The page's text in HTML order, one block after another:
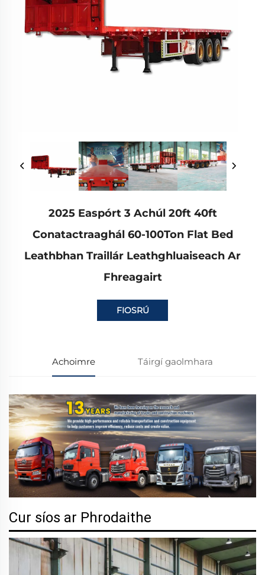
2025 Easpórt 3 Achúl 20ft 40ft
Conatactraaghál 60-100Ton Flat Bed
Leathbhan Traillár Leathghluaiseach Ar
Fhreagairt
FIOSRÚ
Achoimre Táirgí gaolmhara
Cur síos ar Phrodaithe